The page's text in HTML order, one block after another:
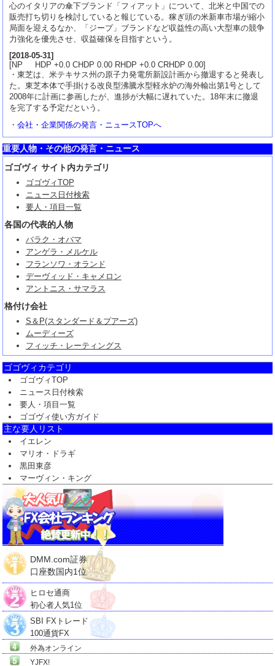
心のイタリアの傘下ブランド「フィアット」について、北米と中国での
販売打ち切りを検討していると報じている。稼ぎ頭の米新車市場が縮小
局面を迎えるなか、「ジープ」ブランドなど収益性の高い大型車の競争
力強化を優先させ、収益確保を目指すという。
[2018-05-31]
[NP HDP +0.0 CHDP 0.00 RHDP +0.0 CRHDP 0.00]
・東芝は、米テキサス州の原子力発電所新設計画から撤退すると発表し
た。東芝本体で手掛ける改良型沸騰水型軽水炉の海外輸出第1号として
2008年に計画に参画したが、進捗が大幅に遅れていた。18年末に撤退
を完了する予定だという。
・会社・企業関係の発言・ニュースTOPへ
重要人物・その他の発言・ニュース
ゴゴヴィ サイト内カテゴリ
ゴゴヴィTOP
ニュース日付検索
要人・項目一覧
各国の代表的人物
バラク・オバマ
アンゲラ・メルケル
フランソワ・オランド
デーヴィッド・キャメロン
アントニス・サマラス
格付け会社
S＆P(スタンダード＆プアーズ)
ムーディーズ
フィッチ・レーティングス
ゴゴヴィカテゴリ
ゴゴヴィTOP
ニュース日付検索
要人・項目一覧
ゴゴヴィ使い方ガイド
主な要人リスト
イエレン
マリオ・ドラギ
黒田東彦
マーヴィン・キング
DMM.com証券
口座数国内1位
ヒロセ通商
初心者人気1位
SBI FXトレード
100通貨FX
外為オンライン
YJFX!